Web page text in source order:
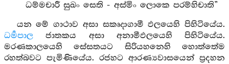
ධම්මචාරී සුඛං සෙති - අස්මිං ලොකෙ පරම්හිචාති”
යන මේ ගාථාව අසා සකෘදාගාමී ඵලයෙහි පිහිටියේය.
ධර්‍මපාල ජාතකය අසා අනාමීඵලයෙහි පිහිටියේය.
මරණකාලයෙහි සේසතයට සිරියහනෙහි හොත්තේම
රහත්බවට පැමිණියේය. රජහට ආරණ්‍යවාසයෙන් ප්‍රදහන